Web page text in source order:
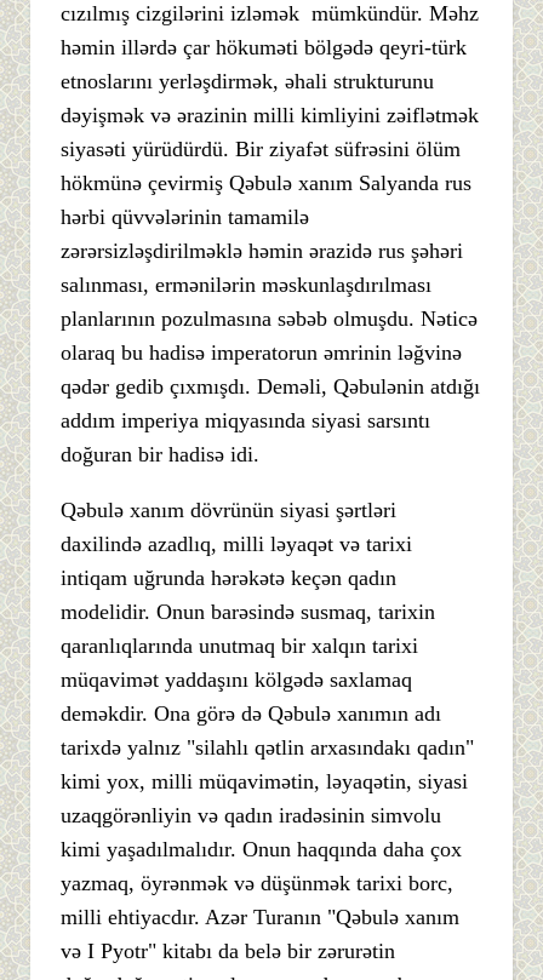
cızılmış cizgilərini izləmək mümkündür. Məhz
həmin illərdə çar hökuməti bölgədə qeyri-türk
etnoslarını yerləşdirmək, əhali strukturunu
dəyişmək və ərazinin milli kimliyini zəiflətmək
siyasəti yürüdürdü. Bir ziyafət süfrəsini ölüm
hökmünə çevirmiş Qəbulə xanım Salyanda rus
hərbi qüvvələrinin tamamilə
zərərsizləşdirilməklə həmin ərazidə rus şəhəri
salınması, ermənilərin məskunlaşdırılması
planlarının pozulmasına səbəb olmuşdu. Nəticə
olaraq bu hadisə imperatorun əmrinin ləğvinə
qədər gedib çıxmışdı. Deməli, Qəbulənin atdığı
addım imperiya miqyasında siyasi sarsıntı
doğuran bir hadisə idi.
Qəbulə xanım dövrünün siyasi şərtləri
daxilində azadlıq, milli ləyaqət və tarixi
intiqam uğrunda hərəkətə keçən qadın
modelidir. Onun barəsində susmaq, tarixin
qaranlıqlarında unutmaq bir xalqın tarixi
müqavimət yaddaşını kölgədə saxlamaq
deməkdir. Ona görə də Qəbulə xanımın adı
tarixdə yalnız "silahlı qətlin arxasındakı qadın"
kimi yox, milli müqavimətin, ləyaqətin, siyasi
uzaqgörənliyin və qadın iradəsinin simvolu
kimi yaşadılmalıdır. Onun haqqında daha çox
yazmaq, öyrənmək və düşünmək tarixi borc,
milli ehtiyacdır. Azər Turanın "Qəbulə xanım
və I Pyotr" kitabı da belə bir zərurətin